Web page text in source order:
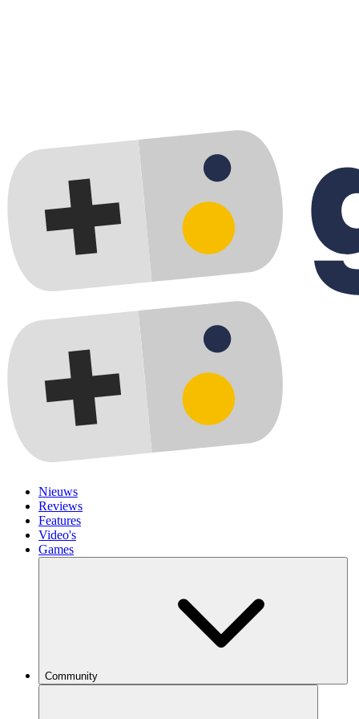
Nieuws
Reviews
Features
Video's
Games
Community